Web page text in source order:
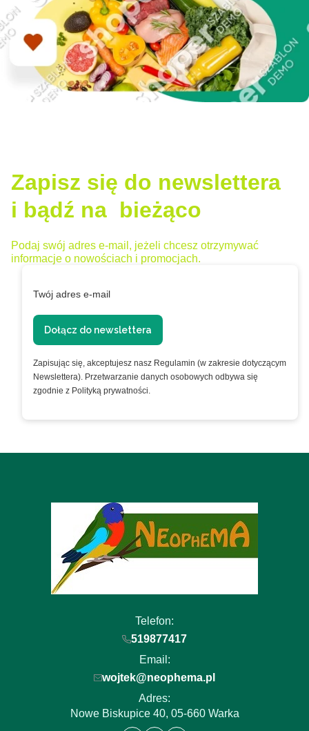
Zapisz się do newslettera
i bądź na bieżąco
Podaj swój adres e-mail, jeżeli chcesz otrzymywać
informacje o nowościach i promocjach.
Twój adres e-mail
Dołącz do newslettera
Zapisując się, akceptujesz nasz Regulamin (w zakresie dotyczącym
Newslettera). Przetwarzanie danych osobowych odbywa się
zgodnie z Polityką prywatności.
Telefon:
519877417
Email:
wojtek@neophema.pl
Adres:
Nowe Biskupice 40, 05-660 Warka